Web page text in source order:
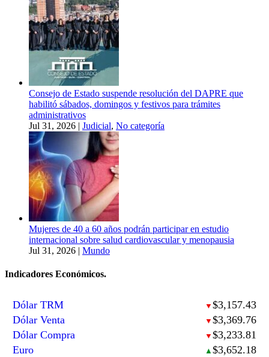
Consejo de Estado suspende resolución del DAPRE que
habilitó sábados, domingos y festivos para trámites
administrativos
Jul 31, 2026 | Judicial, No categoría
Mujeres de 40 a 60 años podrán participar en estudio
internacional sobre salud cardiovascular y menopausia
Jul 31, 2026 | Mundo
Indicadores Económicos.
Dólar TRM ▼ $3,157.43
Dólar Venta
▼ $3,369.76
Dólar Compra
▼ $3,233.81
Euro
▲ $3,652.18